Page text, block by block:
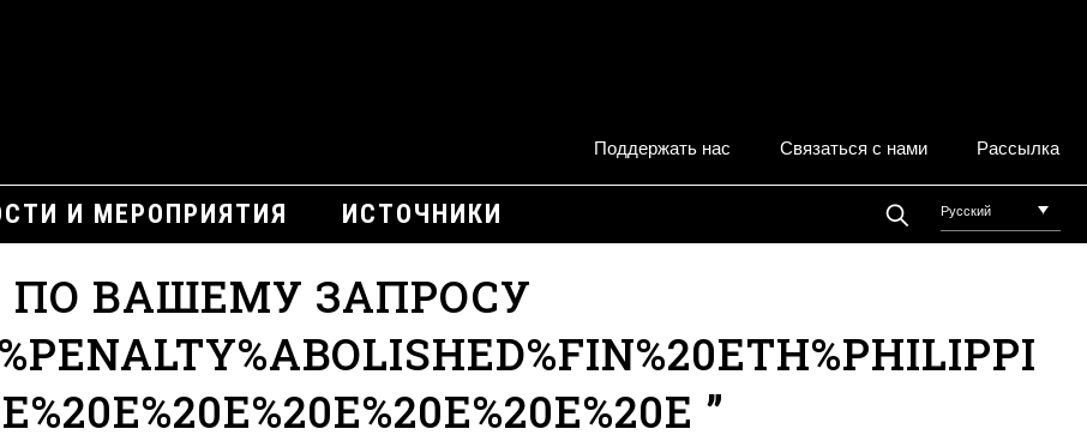
Поддержать нас Связаться с нами Рассылка
И МЕРОПРИЯТИЯ ИСТОЧНИКИ Русский
ПО ВАШЕМУ ЗАПРОСУ
”